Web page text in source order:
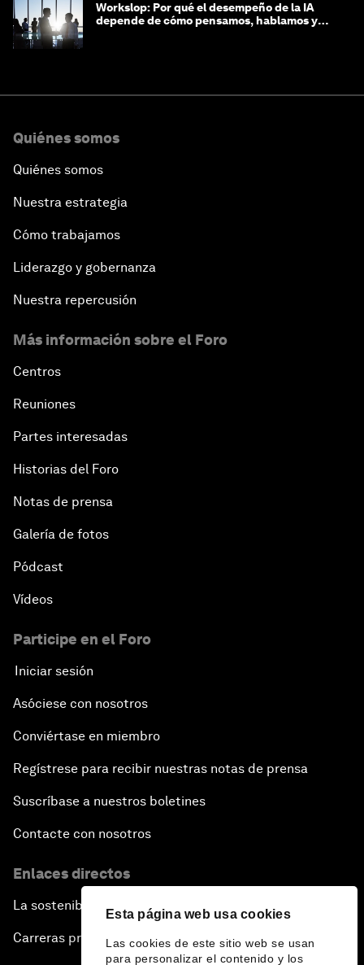
Esta página web usa cookies
Las cookies de este sitio web se usan
para personalizar el contenido y los
Workslop: Por qué el desempeño de la IA
depende de cómo pensamos, hablamos y
Quiénes somos
Quiénes somos
Nuestra estrategia
Cómo trabajamos
Liderazgo y gobernanza
Nuestra repercusión
Más información sobre el Foro
Centros
Reuniones
Partes interesadas
Historias del Foro
Notas de prensa
Galería de fotos
Pódcast
Vídeos
Participe en el Foro
Iniciar sesión
Asóciese con nosotros
Conviértase en miembro
Regístrese para recibir nuestras notas de prensa
Suscríbase a nuestros boletines
Contacte con nosotros
Enlaces directos
La sostenibilidad en el Foro
Carreras profesionales